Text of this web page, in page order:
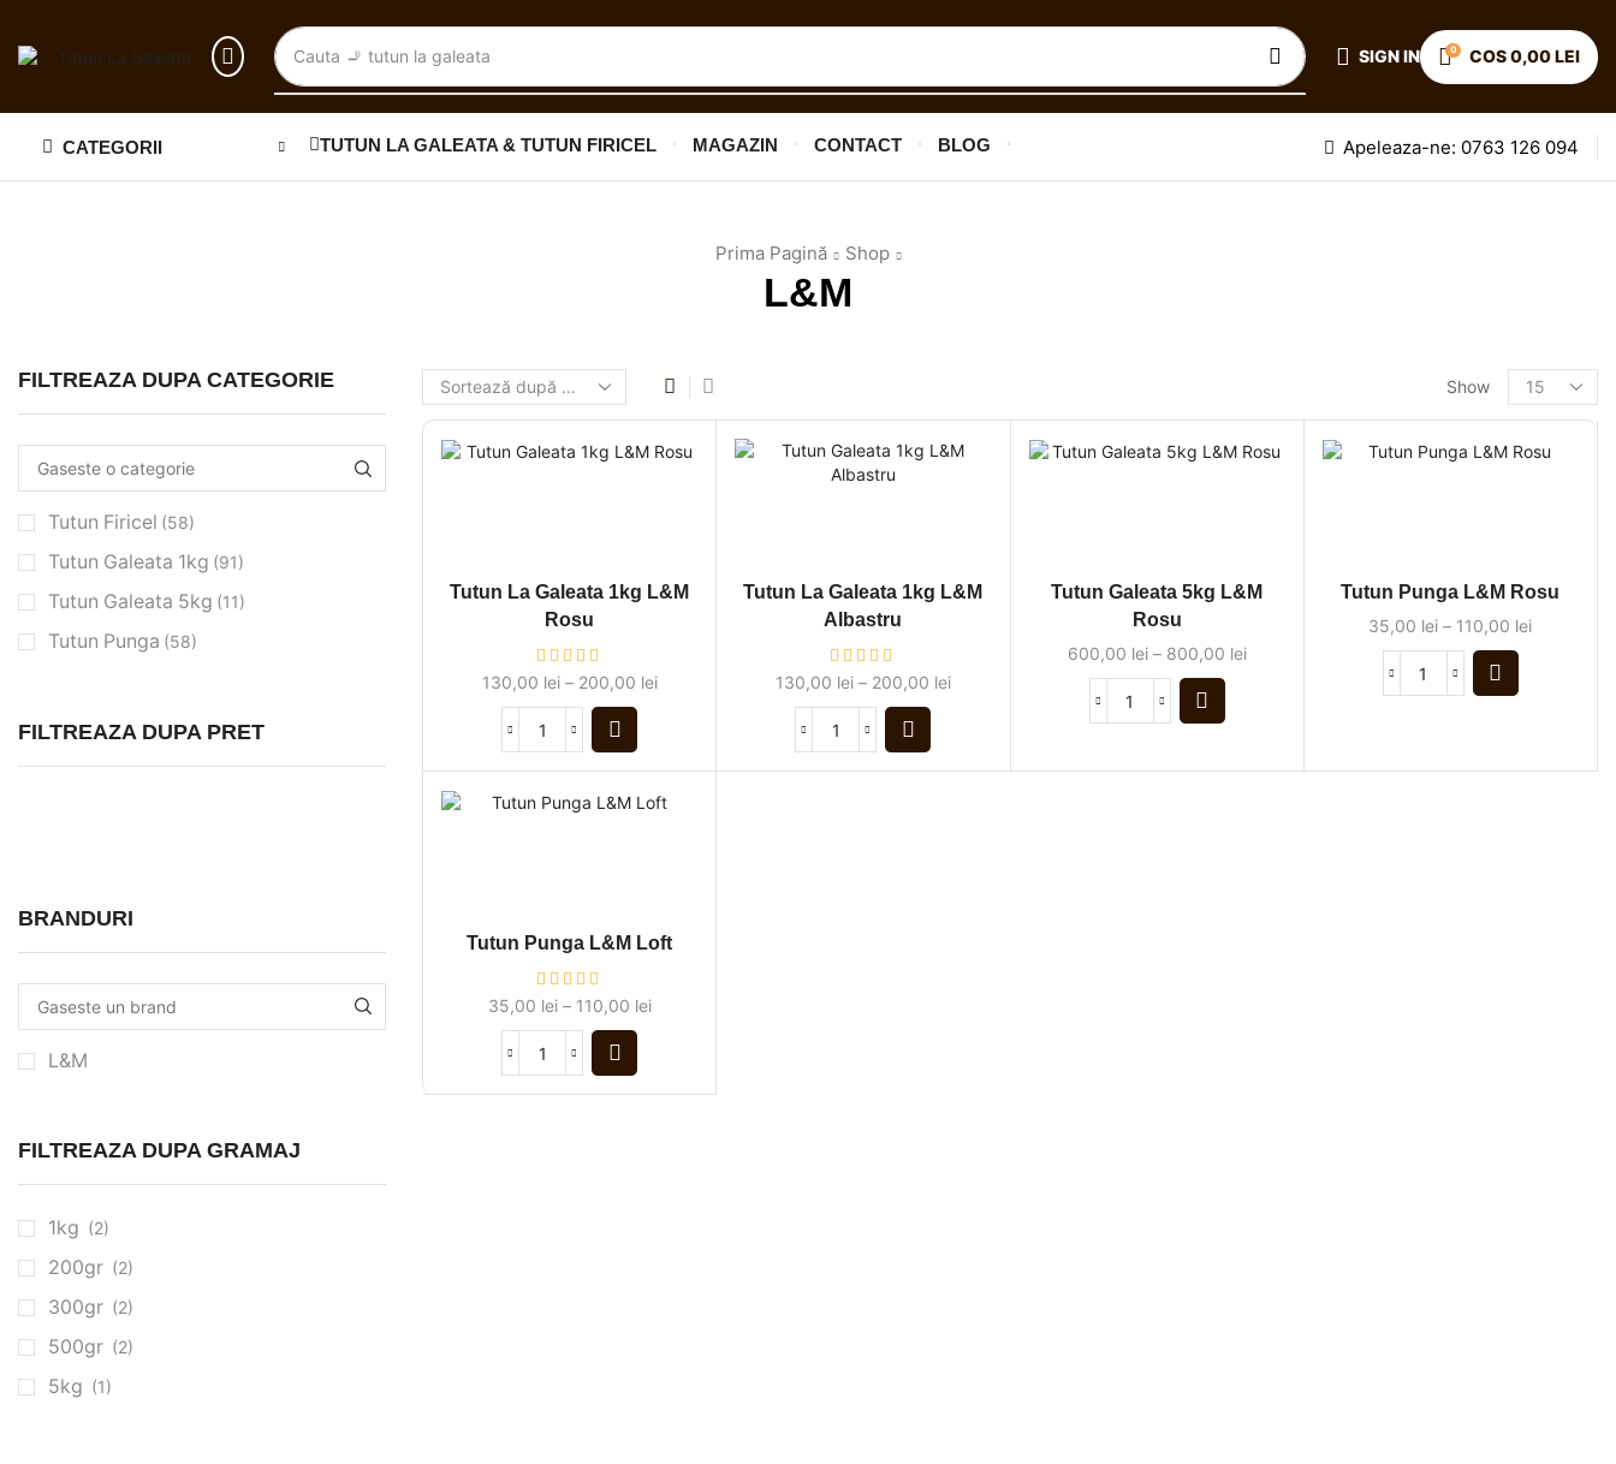
Cauta 🚬 tutun la galeata SIGN IN 0 COS0,00LEI
CATEGORII TUTUN LA GALEATA & TUTUN FIRICEL MAGAZIN CONTACT BLOG Apeleaza-ne: 0763 126 094
Prima Pagină Shop
L&M
Show
Tutun La Galeata 1kg L&M
Rosu
130,00 lei – 200,00 lei
Tutun La Galeata 1kg L&M
Albastru
130,00 lei – 200,00 lei
Tutun Galeata 5kg L&M
Rosu
600,00 lei – 800,00 lei
Tutun Punga L&M Rosu
35,00 lei – 110,00 lei
Tutun Punga L&M Loft
35,00 lei – 110,00 lei
FILTREAZA DUPA CATEGORIE
Tutun Firicel (58)
Tutun Galeata 1kg (91)
Tutun Galeata 5kg (11)
Tutun Punga (58)
FILTREAZA DUPA PRET
BRANDURI
L&M
FILTREAZA DUPA GRAMAJ
1kg (2)
200gr (2)
300gr (2)
500gr (2)
5kg (1)